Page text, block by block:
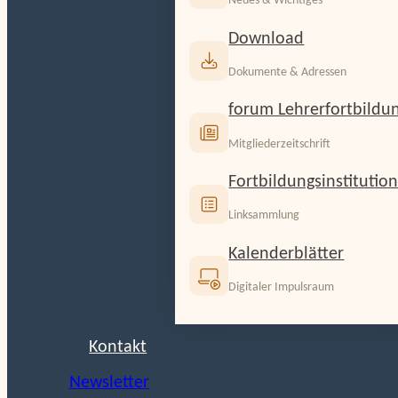
Download
Dokumente & Adressen
forum
Mitgliederzeitschrift
Linksammlung
Kalenderblätter
Digitaler Impulsraum
Kontakt
Newsletter